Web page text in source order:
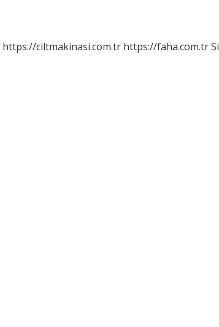
https://ciltmakinasi.com.tr https://faha.com.tr